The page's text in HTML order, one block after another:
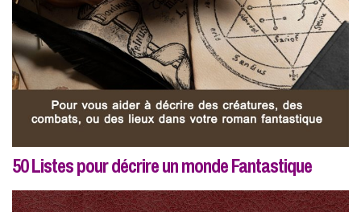
50 Listes pour décrire un monde Fantastique